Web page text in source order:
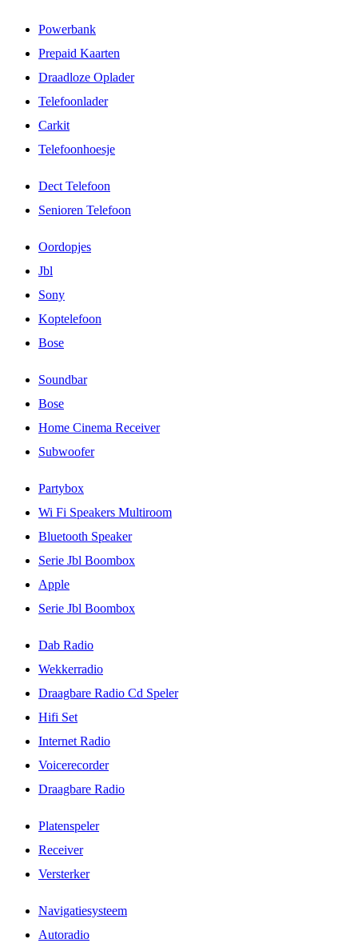
Powerbank
Prepaid Kaarten
Draadloze Oplader
Telefoonlader
Carkit
Telefoonhoesje
Dect Telefoon
Senioren Telefoon
Oordopjes
Jbl
Sony
Koptelefoon
Bose
Soundbar
Bose
Home Cinema Receiver
Subwoofer
Partybox
Wi Fi Speakers Multiroom
Bluetooth Speaker
Serie Jbl Boombox
Apple
Serie Jbl Boombox
Dab Radio
Wekkerradio
Draagbare Radio Cd Speler
Hifi Set
Internet Radio
Voicerecorder
Draagbare Radio
Platenspeler
Receiver
Versterker
Navigatiesysteem
Autoradio